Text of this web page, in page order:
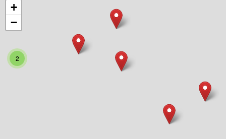
Bundesland
Kärnten
2
+
−